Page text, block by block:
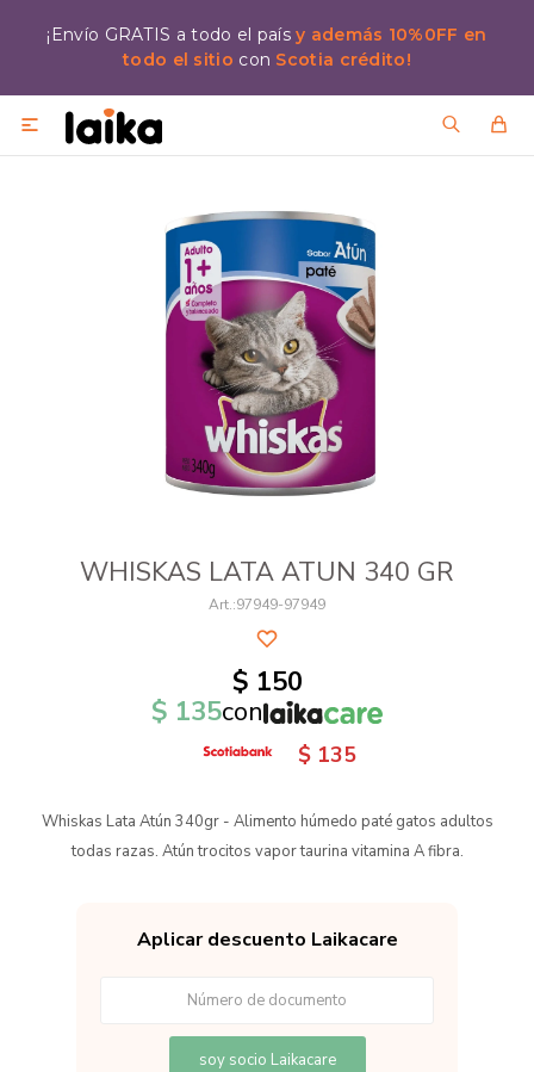
¡Envío GRATIS a todo el paísy además 10%0FF en
todo el sitio con Scotia crédito!

WHISKAS LATA ATUN 340 GR
97949-97949
$ 150
$ 135con
$ 135
Whiskas Lata Atún 340gr - Alimento húmedo paté gatos adultos
todas razas. Atún trocitos vapor taurina vitamina A fibra.
Aplicar descuento Laikacare
soy socio Laikacare